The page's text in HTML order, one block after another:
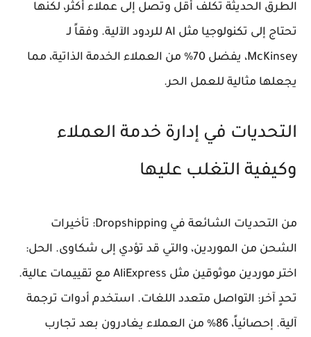
الطرق الحديثة تكلف أقل وتصل إلى عملاء أكثر، لكنها
تحتاج إلى تكنولوجيا مثل AI للردود الآلية. وفقاً لـ
McKinsey، يفضل 70% من العملاء الخدمة الذاتية، مما
يجعلها مثالية للعمل الحر.
التحديات في إدارة خدمة العملاء
وكيفية التغلب عليها
من التحديات الشائعة في Dropshipping: تأخيرات
الشحن من الموردين، والتي قد تؤدي إلى شكاوى. الحل:
اختر موردين موثوقين مثل AliExpress مع تقييمات عالية.
تحدٍ آخر: التواصل متعدد اللغات. استخدم أدوات ترجمة
آلية. إحصائياً، 86% من العملاء يغادرون بعد تجارب